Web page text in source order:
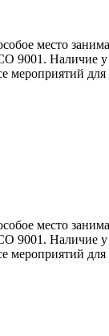
место
Наличие у
место
Наличие у